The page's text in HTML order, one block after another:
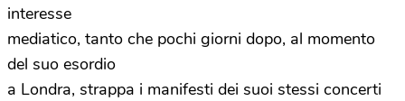
interesse
mediatico, tanto che pochi giorni dopo, al momento
del suo esordio
a Londra, strappa i manifesti dei suoi stessi concerti